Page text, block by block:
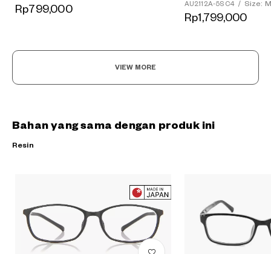
Rp799,000
AU2112A-5S C4 / Size: M
Rp1,799,000
VIEW MORE
Bahan yang sama dengan produk ini
Resin